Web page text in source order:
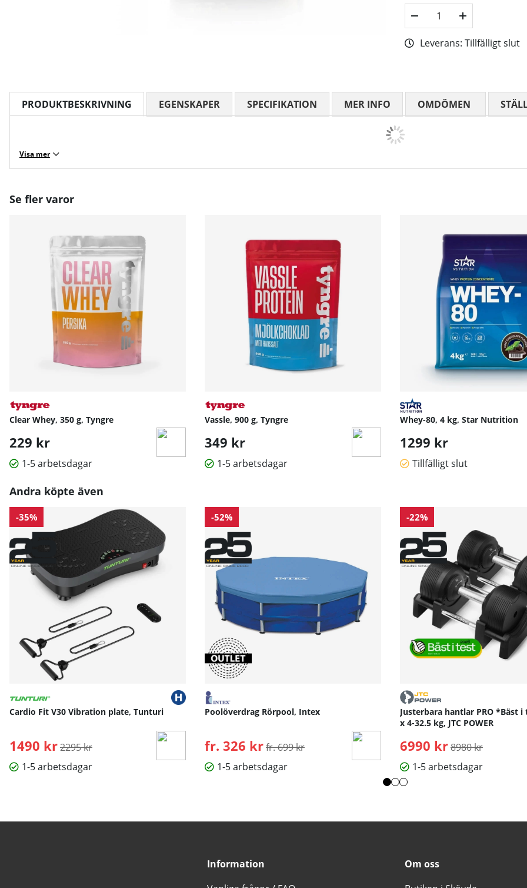
Leverans: Tillfälligt slut
PRODUKTBESKRIVNING
Visa mer
EGENSKAPER SPECIFIKATION MER INFO OMDÖMEN
Se fler varor
Clear Whey, 350 g, Tyngre
229 kr
1-5 arbetsdagar
Vassle, 900 g, Tyngre
349 kr
1-5 arbetsdagar
Whey-80, 4 kg, Star Nutrition
1299 kr
Tillfälligt slut
Andra köpte även
-35%
Cardio Fit V30 Vibration plate, Tunturi
1490 kr Ordinarie pris:
2295 kr
1-5 arbetsdagar
-52%
Poolöverdrag Rörpool, Intex
fr. 326 krOrdinarie pris:
fr. 699 kr
1-5 arbetsdagar
-22%
Justerbara hantlar PRO *Bäst i
x 4-32.5 kg, JTC POWER
6990 kr Ordinarie pris:
8980 kr
1-5 arbetsdagar
Information
Om oss